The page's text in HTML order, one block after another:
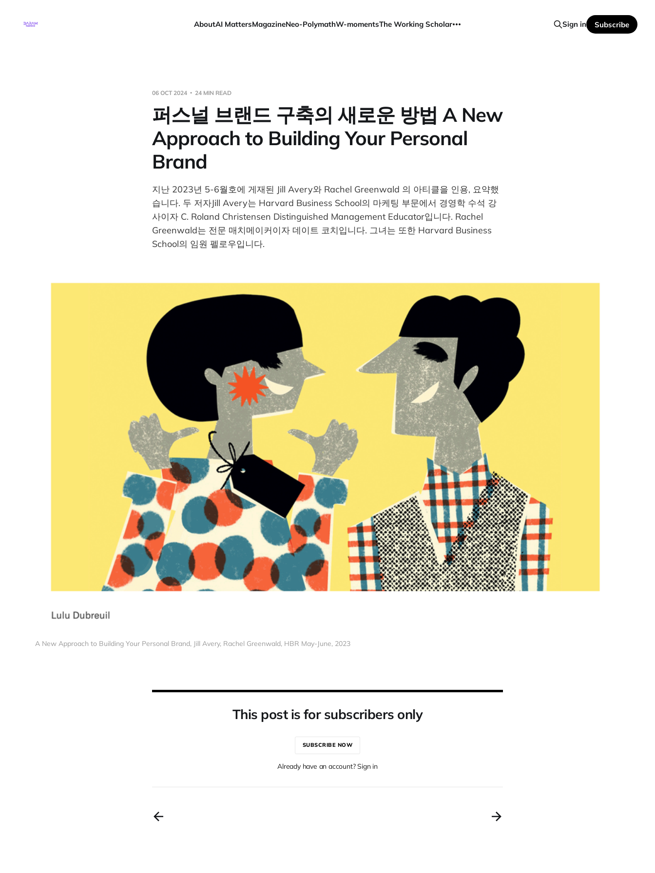
AboutAI MattersMagazineNeo-PolymathW-momentsThe Working Scholar Sign in Subscribe
06 OCT 2024 24 MIN READ
퍼스널 브랜드 구축의 새로운 방법 A New
Approach to Building Your Personal
Brand
지난 2023년 5-6월호에 게재된 Jill Avery와 Rachel Greenwald 의 아티클을 인용, 요약했
습니다. 두 저자Jill Avery는 Harvard Business School의 마케팅 부문에서 경영학 수석 강
사이자 C. Roland Christensen Distinguished Management Educator입니다. Rachel
Greenwald는 전문 매치메이커이자 데이트 코치입니다. 그녀는 또한 Harvard Business
School의 임원 펠로우입니다.
A New Approach to Building Your Personal Brand, Jill Avery, Rachel Greenwald, HBR May-June, 2023
This post is for subscribers only
SUBSCRIBE NOW
Already have an account? Sign in